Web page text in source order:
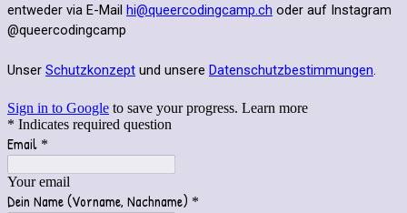
entweder via E-Mail hi@queercodingcamp.ch oder auf Instagram
@queercodingcamp
Unser Schutzkonzept und unsere Datenschutzbestimmungen.
Sign in to Google to save your progress. Learn more
* Indicates required question
Email *
Your email
Dein Name (Vorname, Nachname) *